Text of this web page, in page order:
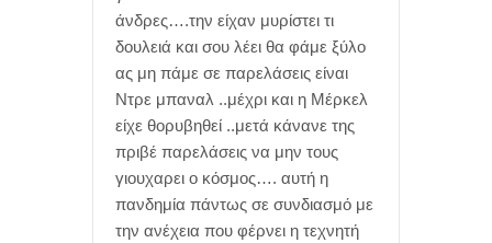
άνδρες….την είχαν μυρίστει τι
δουλειά και σου λέει θα φάμε ξύλο
ας μη πάμε σε παρελάσεις είναι
Ντρε μπαναλ ..μέχρι και η Μέρκελ
είχε θορυβηθεί ..μετά κάνανε της
πριβέ παρελάσεις να μην τους
γιουχαρει ο κόσμος…. αυτή η
πανδημία πάντως σε συνδιασμό με
την ανέχεια που φέρνει η τεχνητή